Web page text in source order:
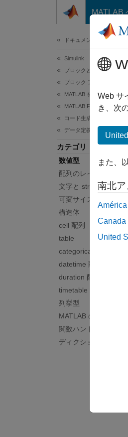
コンテンツへスキップ
MATLAB
ドキュメンテーションの
Simulink
ブロックとブロックセッ
ブロック アルゴリズムの
MATLAB を使用したブロ
MATLAB Functions を使
コード生成のためのプロ
データ定義
カテゴリ
数値型
配列のレイアウト
文字と string
可変サイズ データ
構造体
cell 配列
table
categorical 配列
datetime 配列
duration 配列
timetable
列挙型
MATLAB のクラス
関数ハンドル
ディクショナリ
Web サ
き、次
また、
南北ア
Canada
United